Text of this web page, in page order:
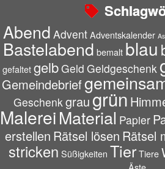
Abend AdventAdventskalender
Bastelabend bemalt blau
gefaltetgelbGeld Geldgeschenk
Gemeindebrief
Geschenkgraugrün
MalereiMaterial Papier
erstellen Rätsel lösen Rätsel
stricken Süßigkeiten Tier Tiere